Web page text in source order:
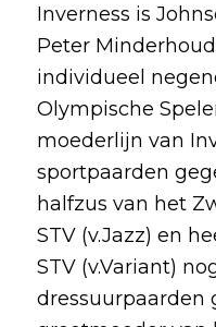
Inverness is
Peter
individueel
Olympische
moederlijn van
sportpaarden
halfzus van het
STV (v.Jazz) en
STV (v.Variant)
dressuurpaarden